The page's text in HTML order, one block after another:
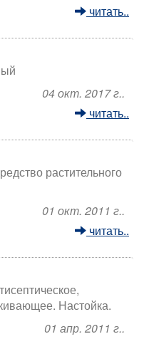
читать..
04 окт. 2017 г..
читать..
растительного
01 окт. 2011 г..
читать..
Настойка.
01 апр. 2011 г..